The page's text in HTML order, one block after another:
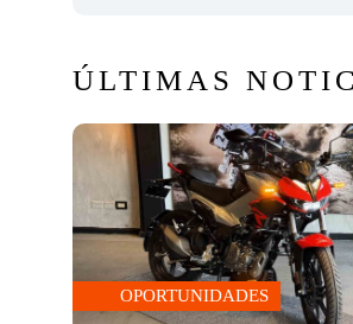
ÚLTIMAS
OPORTUNIDADES